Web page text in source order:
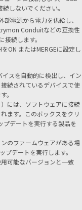
しないでください。
電源から電力を供給し、
Conduitなどの互換性
続します。
ON またはMERGEに設定し
スを自動的に検出し、イン
続されているデバイスで使
。
には、ソフトウェアに接続
ます。このボックスをクリ
プデートを実行する製品を
のファームウェアがある場
プデートを実行します。
可能なバージョンと一致